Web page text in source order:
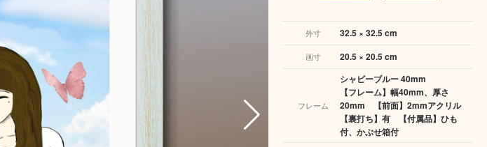
外寸 32.5 × 32.5 cm
画寸 20.5 × 20.5 cm
フレーム
シャビーブルー 40mm
【フレーム】幅40mm、厚さ
20mm 【前面】2mmアクリル
【裏打ち】有 【付属品】ひも
付、かぶせ箱付